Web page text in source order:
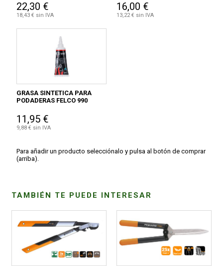
22,30 €
18,43 € sin IVA
16,00 €
13,22 € sin IVA
GRASA SINTETICA PARA
PODADERAS FELCO 990
11,95 €
9,88 € sin IVA
Para añadir un producto selecciónalo y pulsa al botón de comprar
(arriba).
TAMBIÉN TE PUEDE INTERESAR